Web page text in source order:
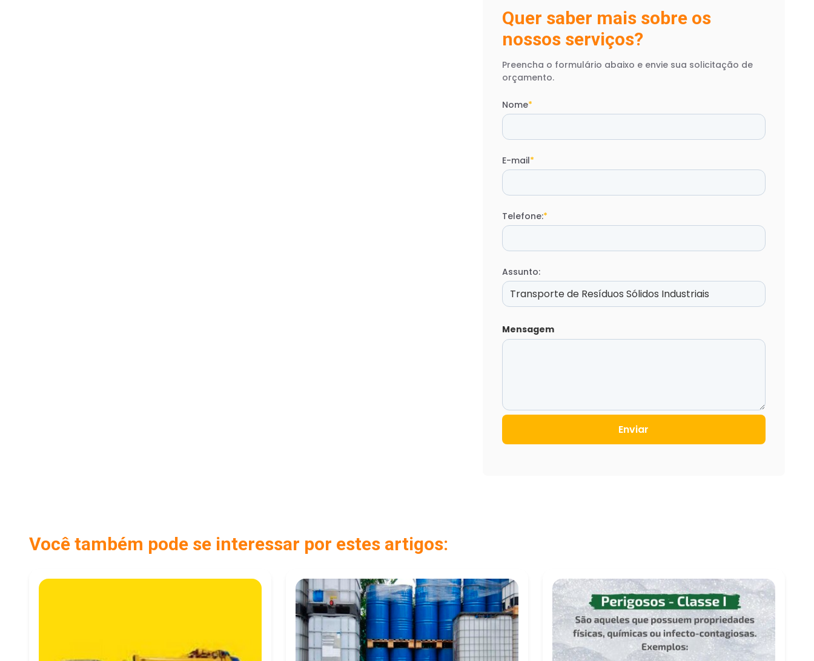
Quer saber mais sobre os
nossos serviços?
Preencha o formulário abaixo e envie sua solicitação de
orçamento.
Nome*
E-mail*
Telefone:*
Assunto:
Mensagem
Enviar
Você também pode se interessar por estes artigos: